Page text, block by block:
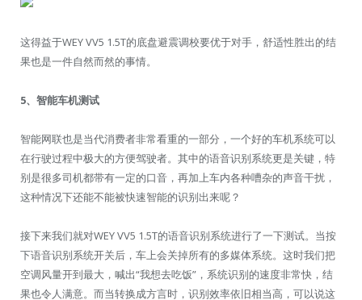
这得益于WEY VV5 1.5T的底盘避震调校要优于对手，舒适性胜出的结
果也是一件自然而然的事情。
5、智能车机测试
智能网联也是当代消费者非常看重的一部分，一个好的车机系统可以
在行驶过程中极大的方便驾驶者。其中的语音识别系统更是关键，特
别是很多司机都带有一定的口音，再加上车内各种嘈杂的声音干扰，
这种情况下还能不能被快速智能的识别出来呢？
接下来我们就对WEY VV5 1.5T的语音识别系统进行了一下测试。当按
下语音识别系统开关后，车上会关掉所有的多媒体系统。这时我们把
空调风量开到最大，喊出“我想去吃饭”，系统识别的速度非常快，结
果也令人满意。而当转换成方言时，识别效率依旧相当高，可以说这